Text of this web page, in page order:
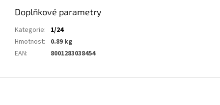
Doplňkové parametry
Kategorie: 1/24
Hmotnost:
0.89 kg
EAN: 8001283038454